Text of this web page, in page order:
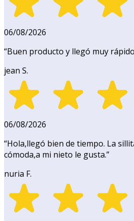
06/08/2026
“Buen producto y llegó muy rápido
jean S.
06/08/2026
“Hola,llegó bien de tiempo. La
cómoda,a mi nieto le gusta.”
nuria F.